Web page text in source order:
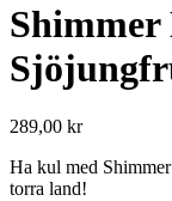
Shimmer
289,00 kr
Ha kul med
torra land!